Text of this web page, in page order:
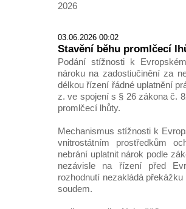
2026
03.06.2026 00:02
Stavění běhu promlčecí
Podání stížnosti k
nároku na zadostiučinění za
délkou řízení řádné uplatnění
z. ve spojení s § 26 zákona č.
promlčecí lhůty.
Mechanismus stížnosti k
vnitrostátním prostředkům
nebrání uplatnit nárok podle
nezávisle na řízení před
rozhodnutí nezakládá
soudem.